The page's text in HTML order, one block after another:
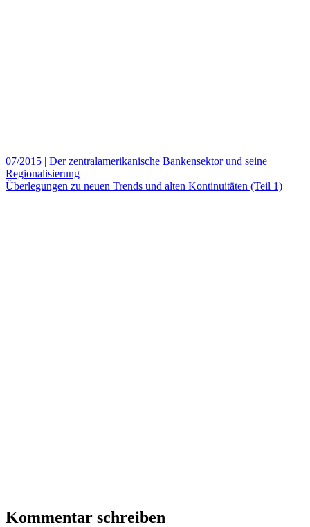
07/2015 | Der zentralamerikanische Bankensektor und seine
Regionalisierung
Überlegungen zu neuen Trends und alten Kontinuitäten (Teil 1)
Kommentar schreiben